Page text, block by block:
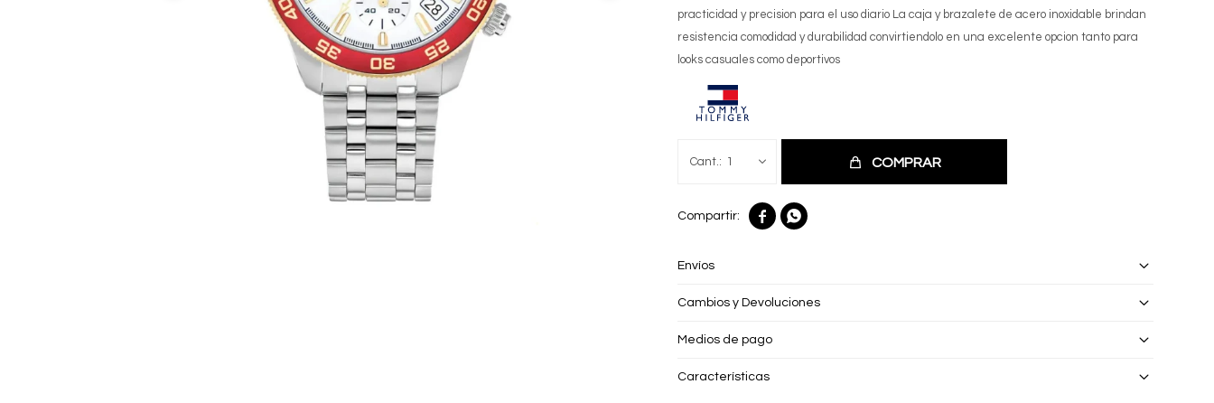
practicidad y precision para el uso diario La caja y brazalete de acero inoxidable brindan
resistencia comodidad y durabilidad convirtiendolo en una excelente opcion tanto para
looks casuales como deportivos
1 COMPRAR
 
Envíos
Cambios y Devoluciones
Medios de pago
Características